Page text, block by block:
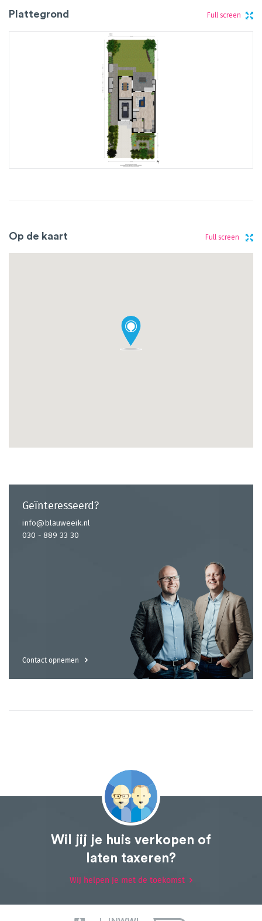
Plattegrond Full screen
Op de kaart Full screen
Geïnteresseerd?
info@blauweeik.nl
030 - 889 33 30
Contact opnemen
Wil jij je huis verkopen of
laten taxeren?
Wij helpen je met de toekomst